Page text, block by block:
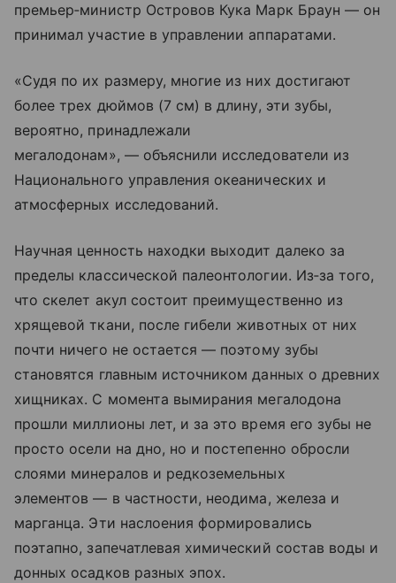
премьер‑министр Островов Кука Марк Браун — он
принимал участие в управлении аппаратами.
«Судя по их размеру, многие из них достигают
более трех дюймов (7 см) в длину, эти зубы,
вероятно, принадлежали
мегалодонам», — объяснили исследователи из
Национального управления океанических и
атмосферных исследований.
Научная ценность находки выходит далеко за
пределы классической палеонтологии. Из‑за того,
что скелет акул состоит преимущественно из
хрящевой ткани, после гибели животных от них
почти ничего не остается — поэтому зубы
становятся главным источником данных о древних
хищниках. С момента вымирания мегалодона
прошли миллионы лет, и за это время его зубы не
просто осели на дно, но и постепенно обросли
слоями минералов и редкоземельных
элементов — в частности, неодима, железа и
марганца. Эти наслоения формировались
поэтапно, запечатлевая химический состав воды и
донных осадков разных эпох.